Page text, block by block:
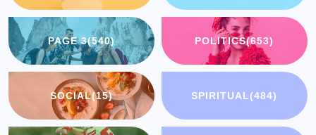
PAGE 3(540) POLITICS(653)
SOCIAL(15) SPIRITUAL(484)